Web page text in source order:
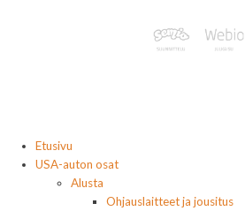
Etusivu
USA-auton osat
Alusta
Ohjauslaitteet ja jousitus